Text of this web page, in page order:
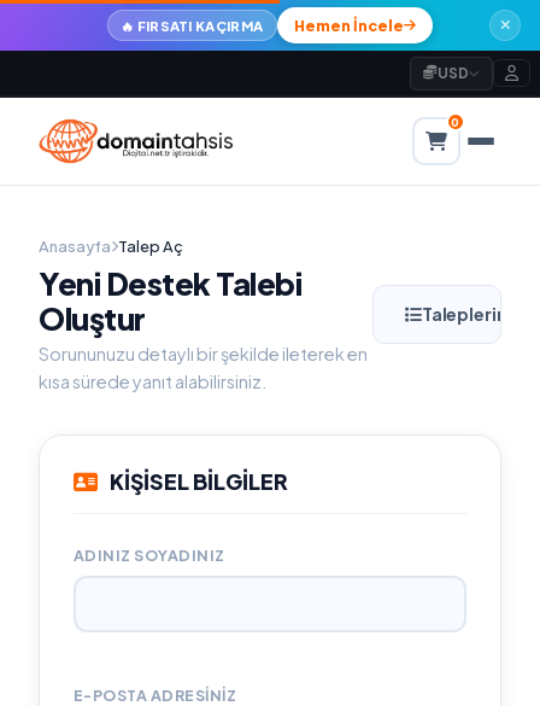
🔥 FIRSATI KAÇIRMA Hemen İncele
USD
0
Anasayfa Talep Aç
Yeni Destek Talebi
Oluştur
Sorununuzu detaylı bir şekilde ileterek en
kısa sürede yanıt alabilirsiniz.
Taleplerim
KİŞİSEL BİLGİLER
ADINIZ SOYADINIZ
E-POSTA ADRESINIZ